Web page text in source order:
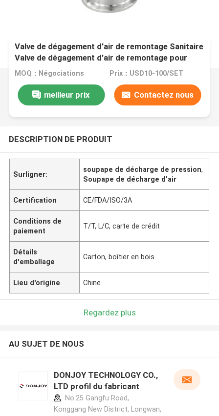
Valve de dégagement d'air de remontage Sanitaire
Valve de dégagement d'air de remontage pour
réservoir
MOQ：Négociations Prix：USD10-100/SET
meilleur prix Contactez nous
DESCRIPTION DE PRODUIT
Surligner:
soupape de décharge de pression,
Soupape de décharge d'air
Certification CE/FDA/ISO/3A
Conditions de
paiement
T/T, L/C, carte de crédit
Détails
d'emballage
Carton, boîtier en bois
Lieu d'origine Chine
Regardez plus
AU SUJET DE NOUS
DONJOY TECHNOLOGY CO.,
LTD profil du fabricant
No.25 Gangfu Road,
Konggang New District, Longwan,